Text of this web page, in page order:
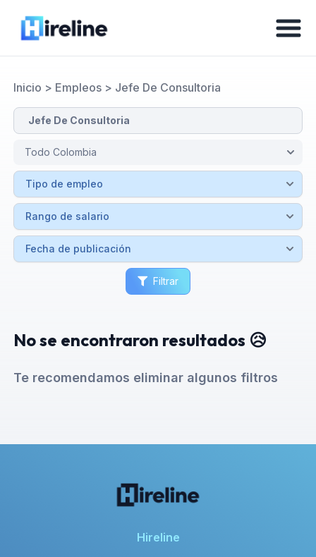
Inicio > Empleos> Jefe De Consultoria
Filtrar
No se encontraron resultados 😥
Te recomendamos eliminar algunos filtros
Hireline